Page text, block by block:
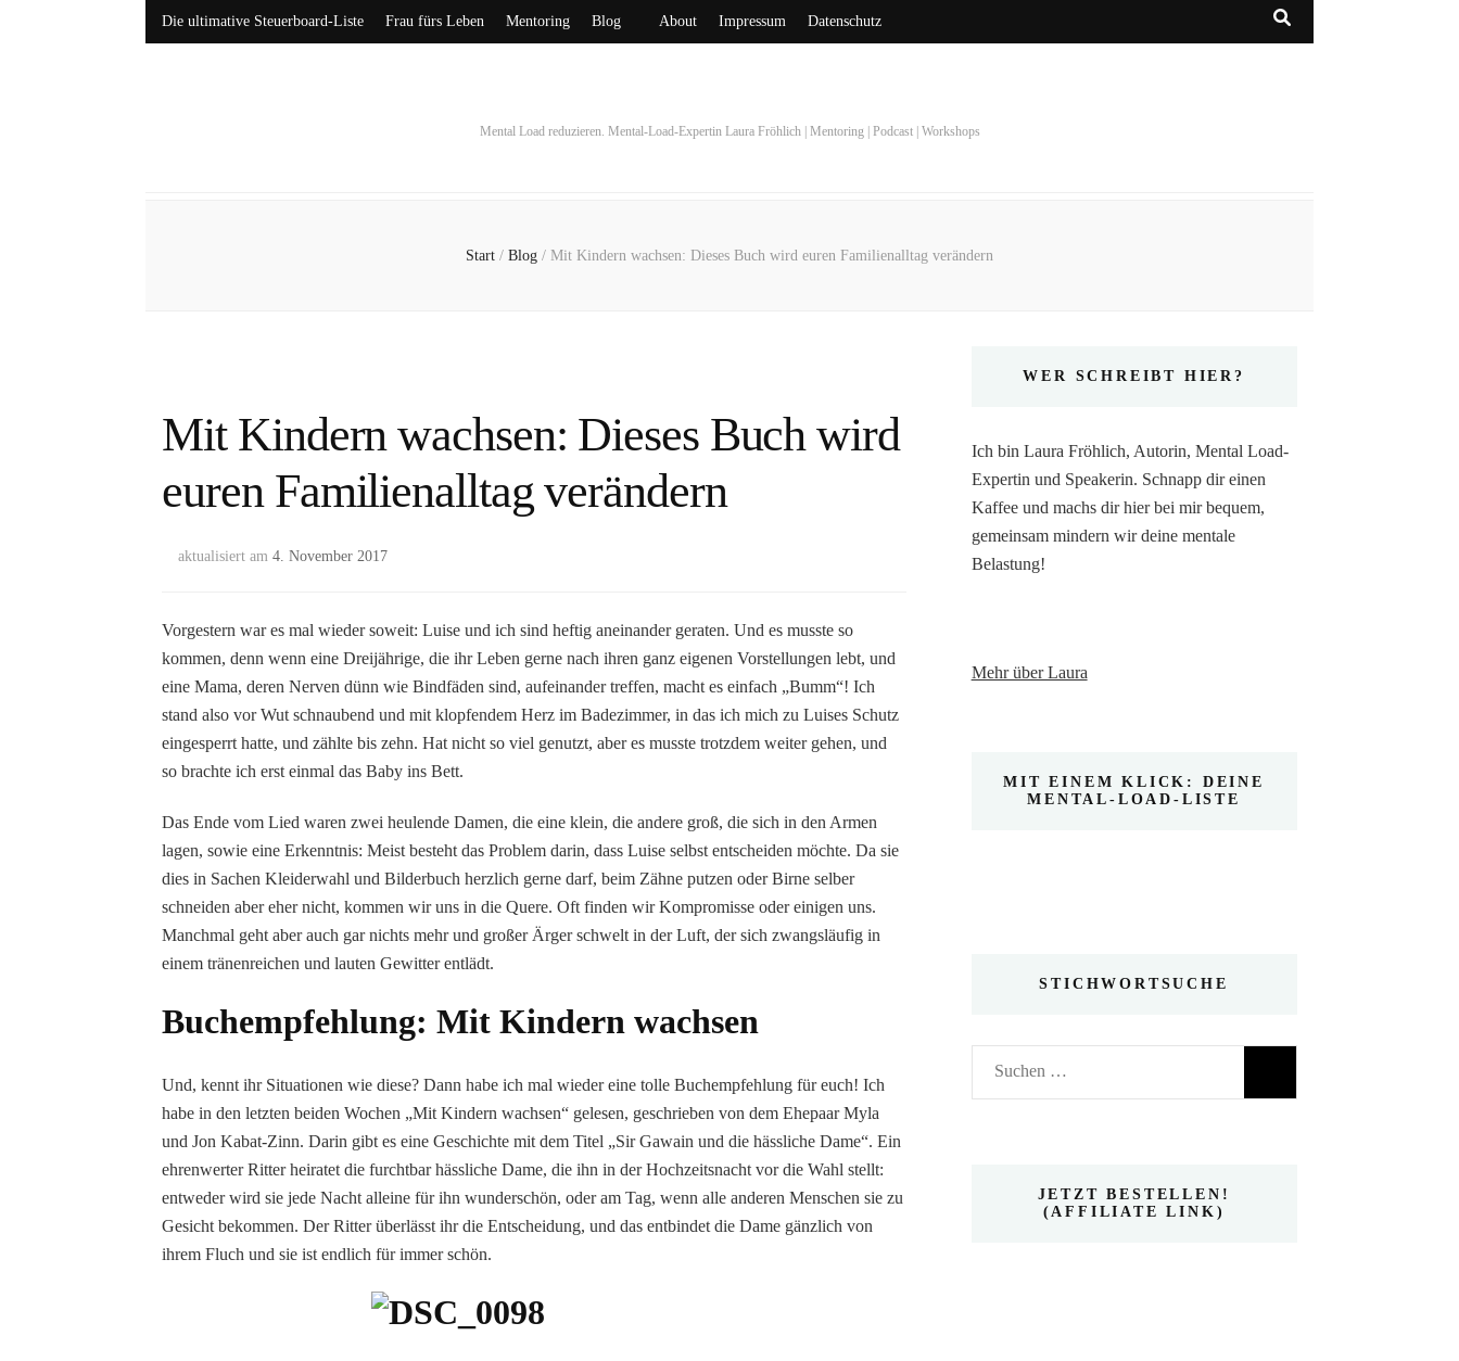
Die ultimative Steuerboard-Liste Frau fürs Leben Mentoring Blog About Impressum Datenschutz
Mental Load reduzieren. Mental-Load-Expertin Laura Fröhlich | Mentoring | Podcast | Workshops
Start / Blog / Mit Kindern wachsen: Dieses Buch wird euren Familienalltag verändern
Mit Kindern wachsen: Dieses Buch wird
euren Familienalltag verändern
aktualisiert am4. November 2017
Vorgestern war es mal wieder soweit: Luise und ich sind heftig aneinander geraten. Und es musste so
kommen, denn wenn eine Dreijährige, die ihr Leben gerne nach ihren ganz eigenen Vorstellungen lebt, und
eine Mama, deren Nerven dünn wie Bindfäden sind, aufeinander treffen, macht es einfach „Bumm“! Ich
stand also vor Wut schnaubend und mit klopfendem Herz im Badezimmer, in das ich mich zu Luises Schutz
eingesperrt hatte, und zählte bis zehn. Hat nicht so viel genutzt, aber es musste trotzdem weiter gehen, und
so brachte ich erst einmal das Baby ins Bett.
Das Ende vom Lied waren zwei heulende Damen, die eine klein, die andere groß, die sich in den Armen
lagen, sowie eine Erkenntnis: Meist besteht das Problem darin, dass Luise selbst entscheiden möchte. Da sie
dies in Sachen Kleiderwahl und Bilderbuch herzlich gerne darf, beim Zähne putzen oder Birne selber
schneiden aber eher nicht, kommen wir uns in die Quere. Oft finden wir Kompromisse oder einigen uns.
Manchmal geht aber auch gar nichts mehr und großer Ärger schwelt in der Luft, der sich zwangsläufig in
einem tränenreichen und lauten Gewitter entlädt.
Buchempfehlung: Mit Kindern wachsen
Und, kennt ihr Situationen wie diese? Dann habe ich mal wieder eine tolle Buchempfehlung für euch! Ich
habe in den letzten beiden Wochen „Mit Kindern wachsen“ gelesen, geschrieben von dem Ehepaar Myla
und Jon Kabat-Zinn. Darin gibt es eine Geschichte mit dem Titel „Sir Gawain und die hässliche Dame“. Ein
ehrenwerter Ritter heiratet die furchtbar hässliche Dame, die ihn in der Hochzeitsnacht vor die Wahl stellt:
entweder wird sie jede Nacht alleine für ihn wunderschön, oder am Tag, wenn alle anderen Menschen sie zu
Gesicht bekommen. Der Ritter überlässt ihr die Entscheidung, und das entbindet die Dame gänzlich von
ihrem Fluch und sie ist endlich für immer schön.
WER SCHREIBT HIER?
Ich bin Laura Fröhlich, Autorin, Mental Load-
Expertin und Speakerin. Schnapp dir einen
Kaffee und machs dir hier bei mir bequem,
gemeinsam mindern wir deine mentale
Belastung!
Mehr über Laura
MIT EINEM KLICK: DEINE
MENTAL-LOAD-LISTE
STICHWORTSUCHE
Suchen
nach:
JETZT BESTELLEN!
(AFFILIATE LINK)